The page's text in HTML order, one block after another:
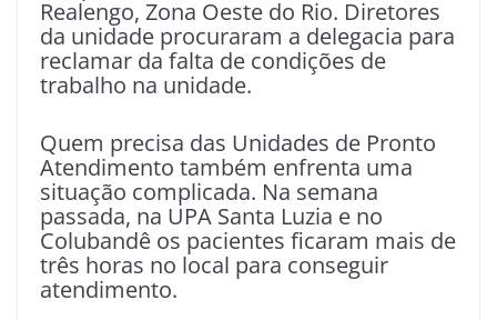
Realengo, Zona Oeste do Rio. Diretores
da unidade procuraram a delegacia para
reclamar da falta de condições de
trabalho na unidade.
Quem precisa das Unidades de Pronto
Atendimento também enfrenta uma
situação complicada. Na semana
passada, na UPA Santa Luzia e no
Colubandê os pacientes ficaram mais de
três horas no local para conseguir
atendimento.